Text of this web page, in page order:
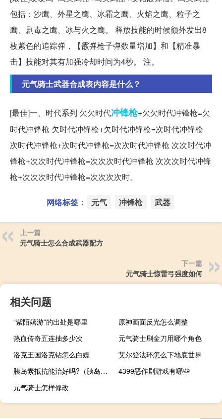
包括：沙鹰、外星之鹰、冰霜之鹰、火焰之鹰、粒子之
鹰、剧毒之鹰、冰与火之鹰。 释放技能的时候额外发出8
枚紫色的追踪弹，【霰弹枪子弹数量增加】和【精准暴
击】技能对其有加强冷却时间为4秒。 注。
元气骑士武器合成表内容是什么？
[最佳]一、时代系列 欠欠时代冲锋枪+欠欠时代冲锋枪=欠
时代冲锋枪 欠时代冲锋枪+欠时代冲锋枪=次时代冲锋枪
次时代冲锋枪+次时代冲锋枪=次次时代冲锋枪 次次时代冲
锋枪+次次时代冲锋枪=次次次时代冲锋枪 次次次时代冲锋
枪+次次次时代冲锋枪=次次次次时。
网络标签： 元气 冲锋枪 武器
上一篇
元气骑士怎么合成武器配方
下一篇
元气骑士惊雷弓强度如何
相关问题
“紫陌嬉游”的出处是哪里
原神画面反光怎么调整
热血传奇五连抽多少次
元气骑士刷金刀用哪个角色
洛克王国洛克钻怎么白嫖
艾尔登法环怎么下地底世界
胰岛素抵抗能治好吗?（胰岛素抵抗可以治好吗）
4399恶作剧游戏有哪些
元气骑士怎样修改